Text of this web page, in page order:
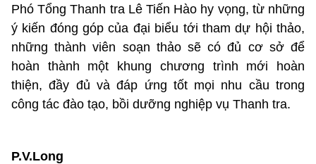
Phó Tổng Thanh tra Lê Tiến Hào hy vọng, từ những
ý kiến đóng góp của đại biểu tới tham dự hội thảo,
những thành viên soạn thảo sẽ có đủ cơ sở để
hoàn thành một khung chương trình mới hoàn
thiện, đầy đủ và đáp ứng tốt mọi nhu cầu trong
công tác đào tạo, bồi dưỡng nghiệp vụ Thanh tra.
P.V.Long